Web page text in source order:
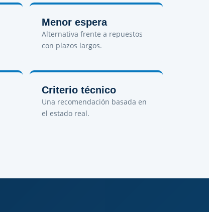
Menor espera
Alternativa frente a repuestos
con plazos largos.
Criterio técnico
Una recomendación basada en
el estado real.